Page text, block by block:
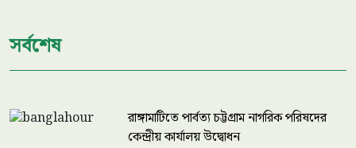
সর্বশেষ
রাঙ্গামাটিতে পার্বত্য চট্টগ্রাম নাগরিক পরিষদের
কেন্দ্রীয় কার্যালয় উদ্বোধন